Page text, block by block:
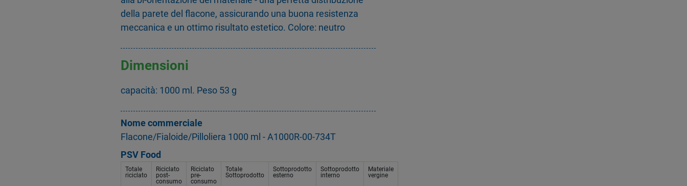
della parete del flacone, assicurando una buona resistenza
meccanica e un ottimo risultato estetico. Colore: neutro
Dimensioni
capacità: 1000 ml. Peso 53 g
Nome commerciale
Flacone/Fialoide/Pilloliera 1000 ml - A1000R-00-734T
PSV Food
Totale
riciclato
Riciclato
post-
consumo
Riciclato
pre-
consumo
Totale
Sottoprodotto
Sottoprodotto
esterno
Sottoprodotto
interno
Materiale
vergine